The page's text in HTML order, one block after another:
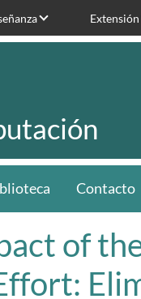
Extensión
Contacto
of